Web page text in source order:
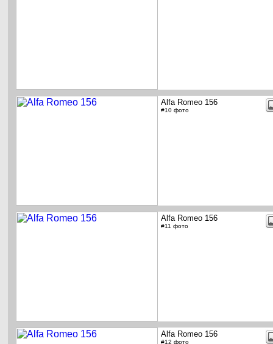
Alfa Romeo 156
#10 фото
Alfa Romeo 156
#11 фото
Alfa Romeo 156
#12 фото